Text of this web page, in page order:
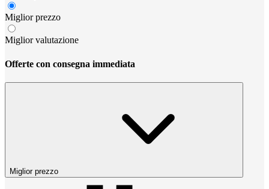
Miglior prezzo
Miglior valutazione
Offerte con consegna immediata
Miglior prezzo